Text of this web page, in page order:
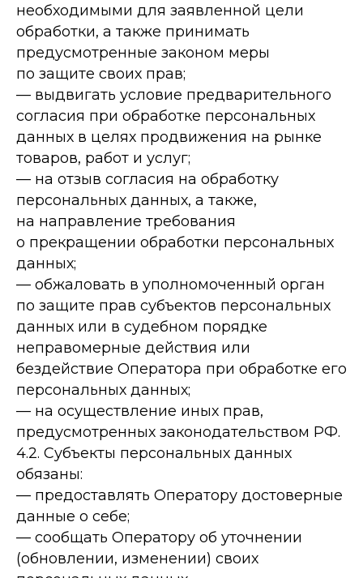
необходимыми для заявленной цели
обработки, а также принимать
предусмотренные законом меры
по защите своих прав;
— выдвигать условие предварительного
согласия при обработке персональных
данных в целях продвижения на рынке
товаров, работ и услуг;
— на отзыв согласия на обработку
персональных данных, а также,
на направление требования
о прекращении обработки персональных
данных;
— обжаловать в уполномоченный орган
по защите прав субъектов персональных
данных или в судебном порядке
неправомерные действия или
бездействие Оператора при обработке его
персональных данных;
— на осуществление иных прав,
предусмотренных законодательством РФ.
4.2. Субъекты персональных данных
обязаны:
— предоставлять Оператору достоверные
данные о себе;
— сообщать Оператору об уточнении
(обновлении, изменении) своих